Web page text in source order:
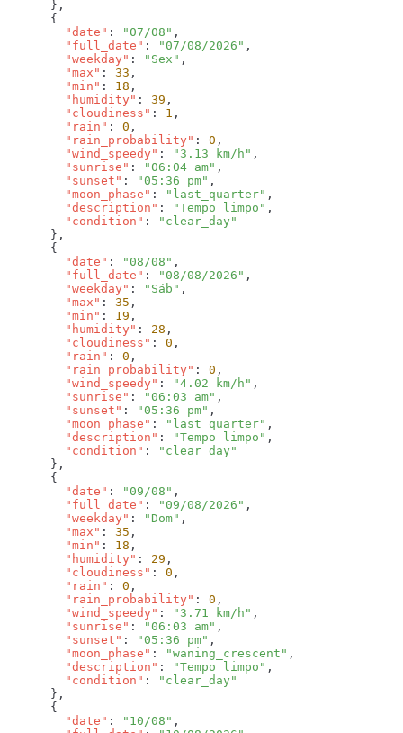
        "date"
: "07/08"
        "full_date"
: "07/08/2026"
        "weekday"
: "Sex"
        "max"
: 33
        "min"
: 18
        "humidity"
: 39
        "cloudiness"
: 1
        "rain"
: 0
        "rain_probability"
: 0
        "wind_speedy"
: "3.13 km/h"
        "sunrise"
: "06:04 am"
        "sunset"
: "05:36 pm"
        "moon_phase"
: "last_quarter"
        "description"
: "Tempo limpo"
        "condition"
:
        "date"
: "08/08"
        "full_date"
: "08/08/2026"
        "weekday"
: "Sáb"
        "max"
: 35
        "min"
: 19
        "humidity"
: 28
        "cloudiness"
: 0
        "rain"
: 0
        "rain_probability"
: 0
        "wind_speedy"
: "4.02 km/h"
        "sunrise"
: "06:03 am"
        "sunset"
: "05:36 pm"
        "moon_phase"
: "last_quarter"
        "description"
: "Tempo limpo"
        "condition"
:
        "date"
: "09/08"
        "full_date"
: "09/08/2026"
        "weekday"
: "Dom"
        "max"
: 35
        "min"
: 18
        "humidity"
: 29
        "cloudiness"
: 0
        "rain"
: 0
        "rain_probability"
: 0
        "wind_speedy"
: "3.71 km/h"
        "sunrise"
: "06:03 am"
        "sunset"
: "05:36 pm"
        "moon_phase"
: "waning_crescent"
        "description"
: "Tempo limpo"
        "condition"
:
        "date"
: "10/08"